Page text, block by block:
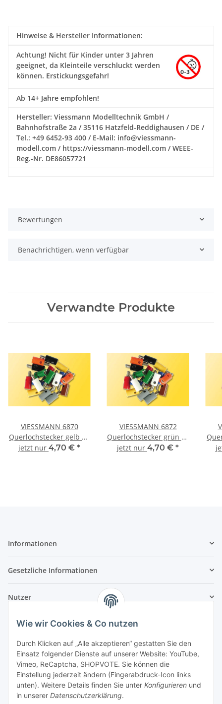
Wie wir Cookies & Co nutzen
Durch Klicken auf „Alle akzeptieren“ gestatten Sie den
Einsatz folgender Dienste auf unserer Website: YouTube,
Vimeo, ReCaptcha, SHOPVOTE. Sie können die
Einstellung jederzeit ändern (Fingerabdruck-Icon links
unten). Weitere Details finden Sie unter Konfigurieren und
in unserer Datenschutzerklärung.
Hinweise & Hersteller Informationen:
Achtung! Nicht für Kinder unter 3 Jahren
geeignet, da Kleinteile verschluckt werden
können. Erstickungsgefahr!
Ab 14+ Jahre empfohlen!
Hersteller: Viessmann Modelltechnik GmbH /
Bahnhofstraße 2a / 35116 Hatzfeld-Reddighausen / DE /
Tel.: +49 6452-93 400 / E-Mail: info@viessmann-
modell.com / https://viessmann-modell.com / WEEE-
Reg.-Nr. DE86057721
Bewertungen
Benachrichtigen, wenn verfügbar
Verwandte Produkte
VIESSMANN 6870
Querlochstecker gelb 10
Stück
jetzt nur 4,70 € *
VIESSMANN 6872
Querlochstecker grün 10
Stück
jetzt nur 4,70 € *
Informationen
Gesetzliche Informationen
Nutzer